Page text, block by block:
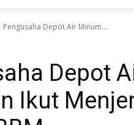
Pengusaha Depot Air Minum...
Depot
Ikut